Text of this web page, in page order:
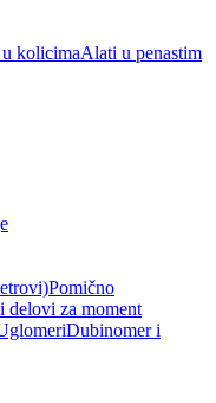
kolicimaAlati u penastim
Pomično
delovi za moment
Dubinomer i